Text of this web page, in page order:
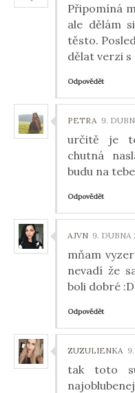
Připomíná
ale dělám
těsto.
dělat verzi s
Odpovědět
PETRA 9.
určitě je
chutná
budu na
Odpovědět
AJVN 9. DUBNA
mňam
nevadí že
boli dobré :D
Odpovědět
ZUZULIENKA
tak toto